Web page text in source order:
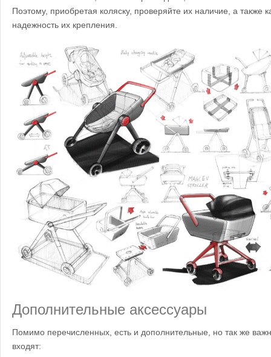
Поэтому, приобретая коляску, проверяйте их наличие, а также
надежность их крепления.
Дополнительные аксессуары
Помимо перечисленных, есть и дополнительные, но так же
входят: